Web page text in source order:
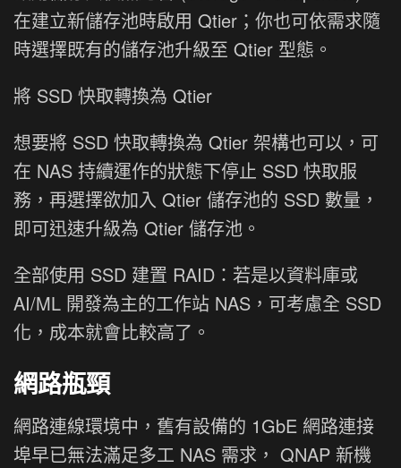
在建立新儲存池時啟用 Qtier；你也可依需求隨
時選擇既有的儲存池升級至 Qtier 型態。
將 SSD 快取轉換為 Qtier
想要將 SSD 快取轉換為 Qtier 架構也可以，可
在 NAS 持續運作的狀態下停止 SSD 快取服
務，再選擇欲加入 Qtier 儲存池的 SSD 數量，
即可迅速升級為 Qtier 儲存池。
全部使用 SSD 建置 RAID：若是以資料庫或
AI/ML 開發為主的工作站 NAS，可考慮全 SSD
化，成本就會比較高了。
網路瓶頸
網路連線環境中，舊有設備的 1GbE 網路連接
埠早已無法滿足多工 NAS 需求， QNAP 新機